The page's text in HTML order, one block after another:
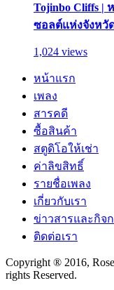
Tojinbo Cliffs |
ซอลต์แห่งจังหวั
1,024 views
หน้าแรก
เพลง
สารคดี
ซื้อสินค้า
สตูดิโอให้เช่า
ค่าลิขสิทธิ์
รายชื่อเพลง
เกี่ยวกับเรา
ข่าวสารและกิจ
ติดต่อเรา
Copyright ® 2016,
rights Reserved.